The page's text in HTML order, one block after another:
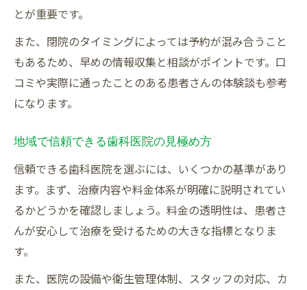
とが重要です。
また、閉院のタイミングによっては予約が混み合うこと
もあるため、早めの情報収集と相談がポイントです。口
コミや実際に通ったことのある患者さんの体験談も参考
になります。
地域で信頼できる歯科医院の見極め方
信頼できる歯科医院を選ぶには、いくつかの基準があり
ます。まず、治療内容や料金体系が明確に説明されてい
るかどうかを確認しましょう。料金の透明性は、患者さ
んが安心して治療を受けるための大きな指標となりま
す。
また、医院の設備や衛生管理体制、スタッフの対応、カ